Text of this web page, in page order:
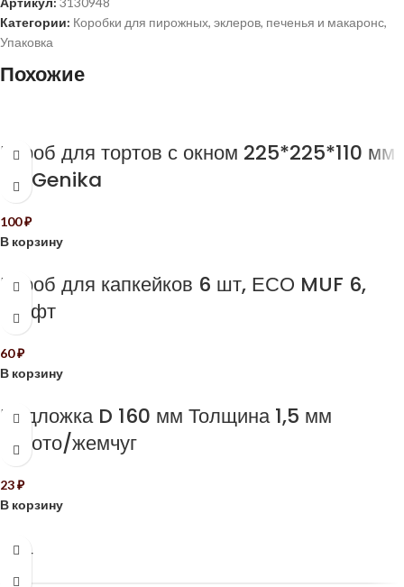
Категории: Коробки для пирожных, эклеров, печенья и макаронс,
Упаковка
Похожие
Короб для тортов с окном 225*225*110 мм
ForGenika
100₽
В корзину
Короб для капкейков 6 шт, ЕСО MUF 6,
крафт
60₽
В корзину
Подложка D 160 мм Толщина 1,5 мм
золото/жемчуг
23₽
В корзину
ШТ